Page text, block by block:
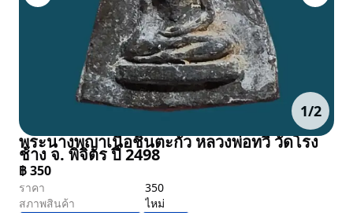
1/2
พระนางพญาเนื้อชินตะกั่ว หลวงพ่อทวี วัดโรง
ช้าง จ. พิจิตร ปี 2498
฿350
ราคา
350
สภาพสินค้า
ไหม่